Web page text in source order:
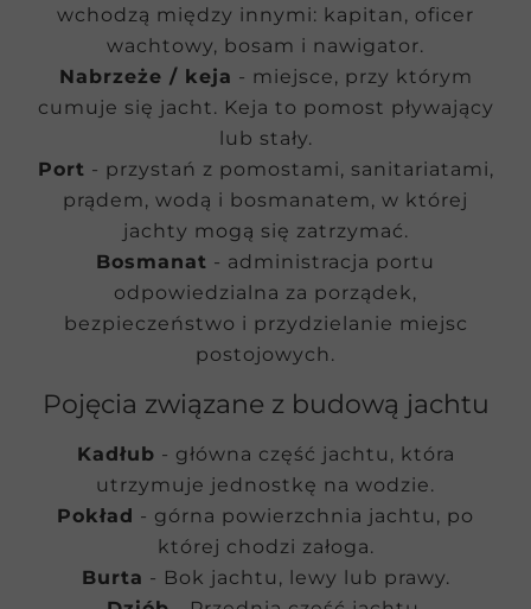
wchodzą między innymi: kapitan, oficer
wachtowy, bosam i nawigator.
Nabrzeże / keja - miejsce, przy którym
cumuje się jacht. Keja to pomost pływający
lub stały.
Port - przystań z pomostami, sanitariatami,
prądem, wodą i bosmanatem, w której
jachty mogą się zatrzymać.
Bosmanat - administracja portu
odpowiedzialna za porządek,
bezpieczeństwo i przydzielanie miejsc
postojowych.
Pojęcia związane z budową jachtu
Kadłub - główna część jachtu, która
utrzymuje jednostkę na wodzie.
Pokład - górna powierzchnia jachtu, po
której chodzi załoga.
Burta - Bok jachtu, lewy lub prawy.